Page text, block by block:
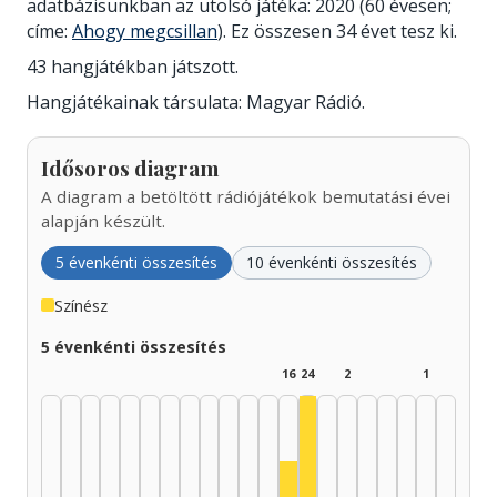
adatbázisunkban az utolsó játéka: 2020 (60 évesen;
címe: Ahogy megcsillan). Ez összesen 34 évet tesz ki.
43 hangjátékban játszott.
Hangjátékainak társulata: Magyar Rádió.
Idősoros diagram
A diagram a betöltött rádiójátékok bemutatási évei
alapján készült.
5 évenkénti összesítés 10 évenkénti összesítés
Színész
5 évenkénti összesítés
16 24 2 1